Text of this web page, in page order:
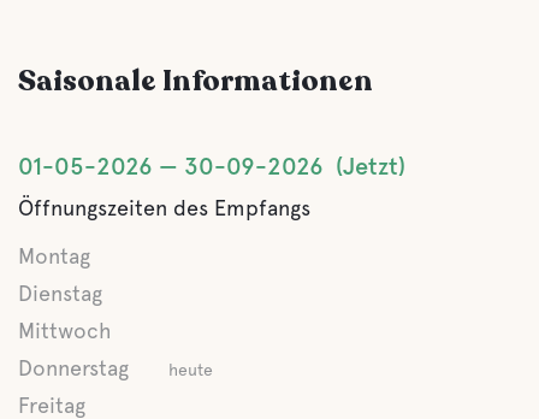
Saisonale Informationen
01-05-2026 30-09-2026 Jetzt
Öffnungszeiten des Empfangs
Montag
Dienstag
Mittwoch
Donnerstag
heute
Freitag